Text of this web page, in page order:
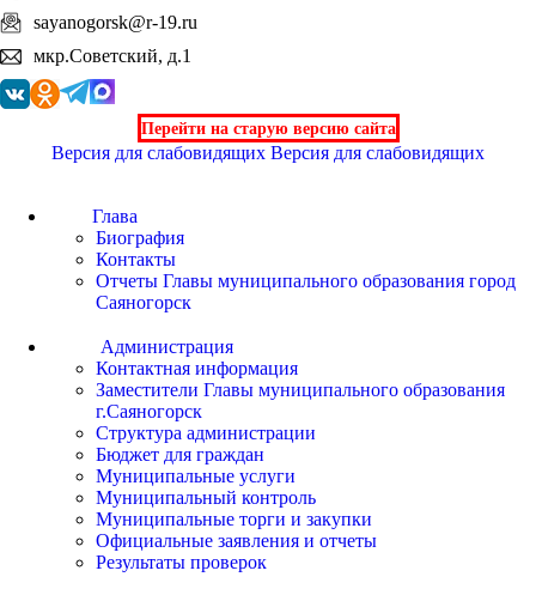
sayanogorsk@r-19.ru
мкр.Советский, д.1
Перейти на старую версию сайта
Версия для слабовидящих Версия для слабовидящих
Глава
Биография
Контакты
Отчеты Главы муниципального образования город
Саяногорск
Администрация
Контактная информация
Заместители Главы муниципального образования
г.Саяногорск
Структура администрации
Бюджет для граждан
Муниципальные услуги
Муниципальный контроль
Муниципальные торги и закупки
Официальные заявления и отчеты
Результаты проверок